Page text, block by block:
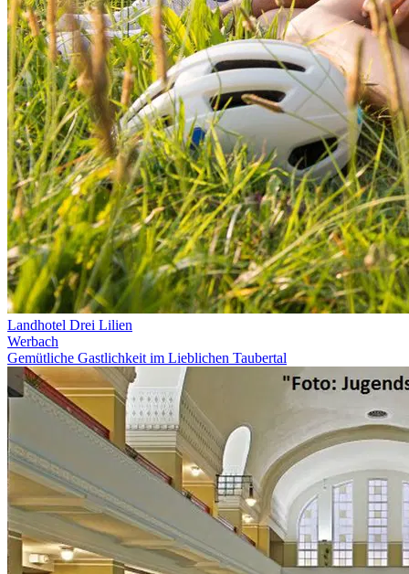
Landhotel Drei Lilien
Werbach
Gemütliche Gastlichkeit im Lieblichen Taubertal